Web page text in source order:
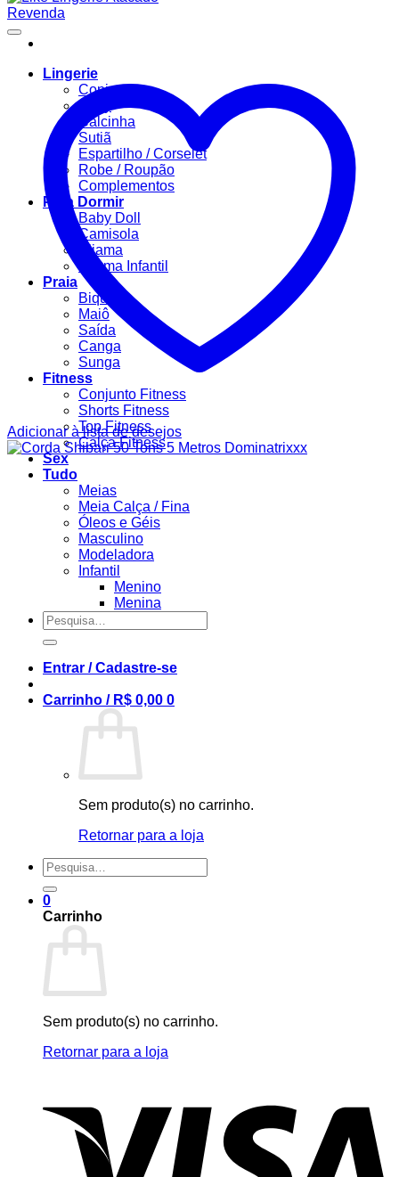
Lingerie
Conjuntos
Body
Calcinha
Sutiã
Espartilho / Corselet
Robe / Roupão
Complementos
Para Dormir
Baby Doll
Camisola
Pijama
Pijama Infantil
Praia
Biquíni
Maiô
Saída
Canga
Sunga
Fitness
Conjunto Fitness
Shorts Fitness
Top Fitness
Calça Fitness
Sex
Tudo
Meias
Meia Calça / Fina
Óleos e Géis
Masculino
Modeladora
Infantil
Menino
Menina
Pesquisar
por:
Entrar / Cadastre-se
Carrinho / R$ 0,00 0
Sem produto(s) no carrinho.
Retornar para a loja
Pesquisar
por:
0
Carrinho
Sem produto(s) no carrinho.
Retornar para a loja
Adicionar à lista de desejos